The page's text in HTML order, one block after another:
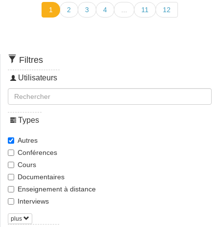
1 2 3 4 11 12
Filtres
Utilisateurs
Types
Autres
Conférences
Cours
Documentaires
Enseignement à distance
Interviews
plus